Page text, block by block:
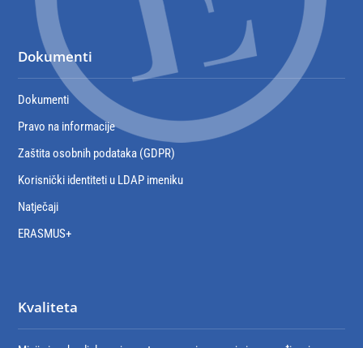
Dokumenti
Dokumenti
Pravo na informacije
Zaštita osobnih podataka (GDPR)
Korisnički identiteti u LDAP imeniku
Natječaji
ERASMUS+
Kvaliteta